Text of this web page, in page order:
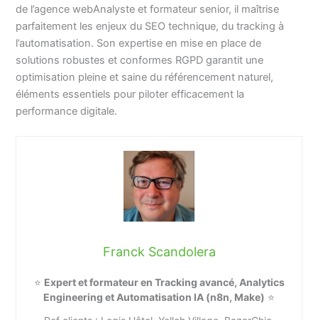
de l’agence webAnalyste et formateur senior, il maîtrise
parfaitement les enjeux du SEO technique, du tracking à
l’automatisation. Son expertise en mise en place de
solutions robustes et conformes RGPD garantit une
optimisation pleine et saine du référencement naturel,
éléments essentiels pour piloter efficacement la
performance digitale.
Franck Scandolera
⭐ Expert et formateur en Tracking avancé, Analytics
Engineering et Automatisation IA (n8n, Make) ⭐